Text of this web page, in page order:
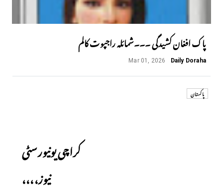
پاک افغان کشیدگی ۔۔۔شمائلہ راجپوت کالم
Daily Doraha
Mar 01, 2026
پاکستان
کراچی یونیورسٹی
نیوز،،،،